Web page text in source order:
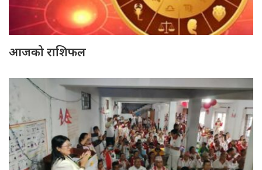
आजको राशिफल